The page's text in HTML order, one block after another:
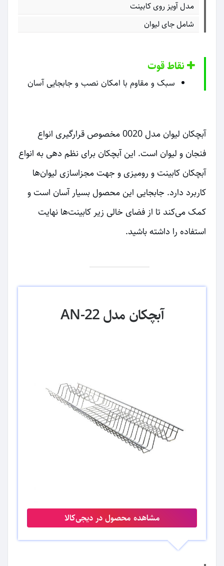
مدل آویز روی کابینت
شامل جای لیوان
نقاط قوت
سبک و مقاوم با امکان نصب و جابجایی آسان
آبچکان لیوان مدل 0020 مخصوص قرارگیری انواع
فنجان و لیوان است. این آبچکان برای نظم دهی به انواع
آبچکان کابینت و رومیزی و جهت مجزاسازی لیوان‌ها
کاربرد دارد. جابجایی این محصول بسیار آسان است و
کمک می‌کند تا از فضای خالی زیر کابینت‌ها نهایت
استفاده را داشته باشید.
آبچکان مدل AN-22
مشاهده محصول در دیجی‌کالا